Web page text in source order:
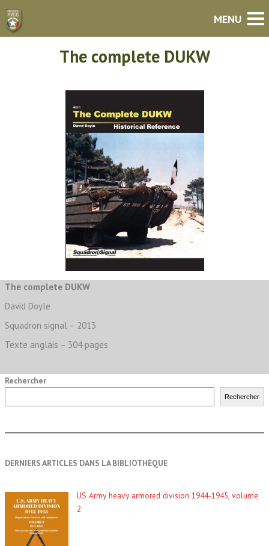
The complete DUKW
The complete DUKW
David Doyle
Squadron signal – 2013
Texte anglais – 304 pages
Rechercher
Rechercher
DERNIERS ARTICLES DANS LA BIBLIOTHÈQUE
US Army heavy armored division 1944-1945, volume
2